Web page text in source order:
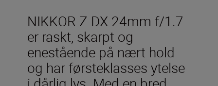
NIKKOR Z DX 24mm f/1.7
er raskt, skarpt og
enestående på nært hold
og har førsteklasses ytelse